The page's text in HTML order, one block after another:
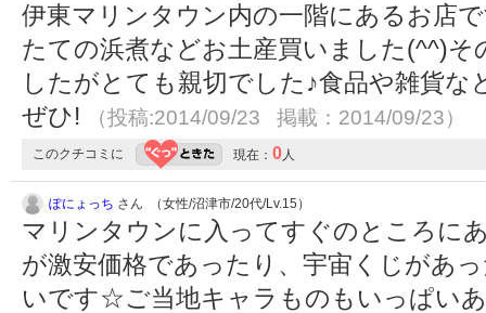
伊東マリンタウン内の一階にあるお店
たての浜煮などお土産買いました(^^)
したがとても親切でした♪食品や雑貨
ぜひ!
（投稿:2014/09/23 掲載：2014/09/23）
このクチコミに 現在： 0人
ぽにょっち さん （女性/沼津市/20代/Lv.15）
マリンタウンに入ってすぐのところに
が激安価格であったり、宇宙くじがあ
いです☆ご当地キャラものもいっぱい